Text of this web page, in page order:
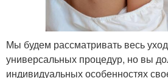
Мы будем рассматривать весь
универсальных процедур, но вы
индивидуальных особенностях